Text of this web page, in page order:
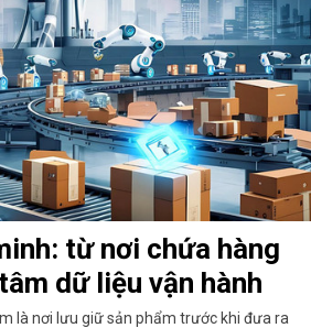
từ nơi chứa hàng
dữ liệu vận hành
là nơi lưu giữ sản phẩm trước khi đưa ra